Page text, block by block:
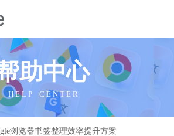
助中心
H E L P C E N T E R
浏览器书签整理效率提升方案